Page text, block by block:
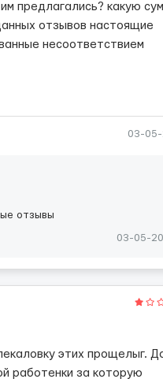
предлагались? какую
отзывов настоящие
несоответствием
03-
отзывы
03-05-
этих прощелыг.
работенки за которую